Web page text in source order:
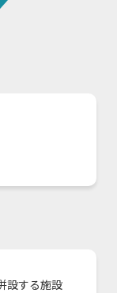
設する施設